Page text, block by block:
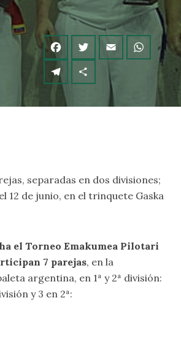
separadas en dos divisiones;
12 de junio, en el trinquete Gaska
el Torneo Emakumea Pilotari
7 parejas, en la
argentina, en 1ª y 2ª división:
y 3 en 2ª: